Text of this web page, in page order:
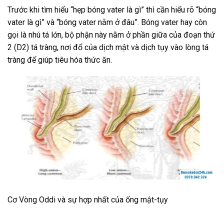
Trước khi tìm hiểu “hẹp bóng vater là gì” thì cần hiểu rõ “bóng
vater là gì” và “bóng vater nằm ở đâu”. Bóng vater hay còn
gọi là nhú tá lớn, bộ phận này nằm ở phần giữa của đoạn thứ
2 (D2) tá tràng, nơi đổ của dịch mật và dịch tụy vào lòng tá
tràng để giúp tiêu hóa thức ăn.
Cơ Vòng Oddi và sự hợp nhất của ống mật-tụy